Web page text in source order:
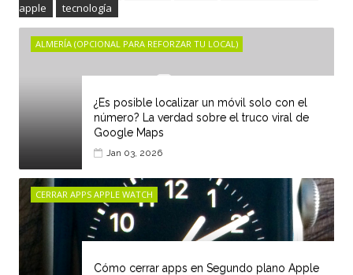
apple
tecnología
ALMERÍA (OPCIONAL PARA REFORZAR TU LOCAL)
¿Es posible localizar un móvil solo con el
número? La verdad sobre el truco viral de
Google Maps
Jan 03, 2026
CERRAR APPS APPLE WATCH
Cómo cerrar apps en Segundo plano Apple